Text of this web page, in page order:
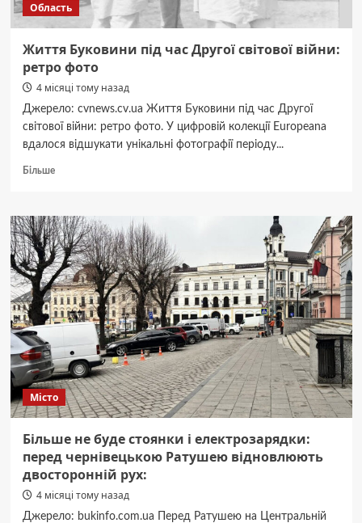
Область
Життя Буковини під час Другої світової війни:
ретро фото
4 місяці тому назад
Джерело: cvnews.cv.ua Життя Буковини під час Другої
світової війни: ретро фото. У цифровій колекції Europeana
вдалося відшукати унікальні фотографії періоду...
БільшеДокладніше
Буковини
під
час
Другої
світової
війни:
ретро
фото
Місто
Більше не буде стоянки і електрозарядки:
перед чернівецькою Ратушею відновлюють
двосторонній рух:
4 місяці тому назад
Джерело: bukinfo.com.ua Перед Ратушею на Центральній